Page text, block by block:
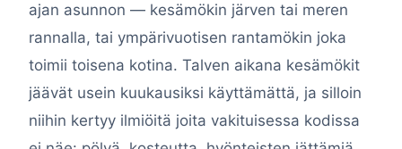
ajan asunnon — kesämökin järven tai meren
rannalla, tai ympärivuotisen rantamökin joka
toimii toisena kotina. Talven aikana kesämökit
jäävät usein kuukausiksi käyttämättä, ja silloin
niihin kertyy ilmiöitä joita vakituisessa kodissa